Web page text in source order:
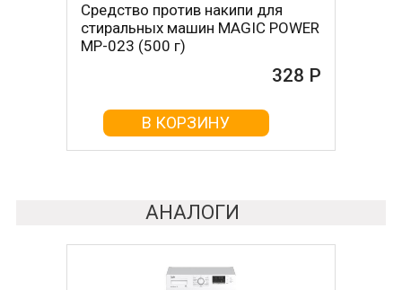
Средство против накипи для
стиральных машин MAGIC POWER
MP-023 (500 г)
328 Р
В КОРЗИНУ
Средство против накипи для
стиральных машин BON BN-023
(500 г)
161 Р
В КОРЗИНУ
АНАЛОГИ